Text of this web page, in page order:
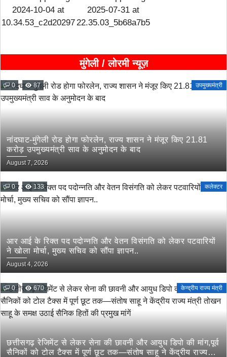
मुंगेली / लोरमी न्यूज़
0 87 उपमुख्यमंत्री
नांदघाट-मुंगेली रोड होगा फोरलेन, राज्य शासन ने मंजूर किए 21.81
करोड़ उपमुख्यमंत्री साव के अनुमोदन के बाद
August 7, 2026
0 133 कलेक्टर
आर आई के रिक्त पद पदोन्नति और वेतन विसंगति को लेकर पटवारियों
ने खोला मोर्चा, मुख्य सचिव को सौंपा ज्ञापन..
August 4, 2026
0 670 केन्द्रीय राज्य मंत्री
छत्तीसगढ़ रेजिमेंट से लेकर सेना की छावनी और आयुध डिपो की मांग,पूर्व
सैनिकों को टोल टैक्स में पूर्ण छूट तक—संतोष साहू ने केंद्रीय राज्य